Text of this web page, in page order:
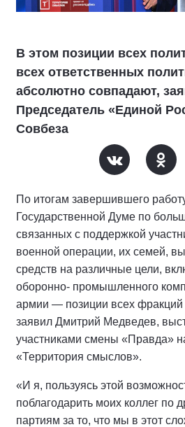
В этом позиции всех
всех ответственных
абсолютно совпадают,
Председатель «Единой
Совбеза
По итогам завершившего
Государственной Думе по
связанных с поддержкой
военной операции, их семей,
средств на различные цели,
оборонно- промышленного
армии — позиции всех
заявил Дмитрий Медведев,
участниками смены «Правда»
«Территория смыслов».
«И я, пользуясь этой
поблагодарить моих коллег по
партиям за то, что мы в этот